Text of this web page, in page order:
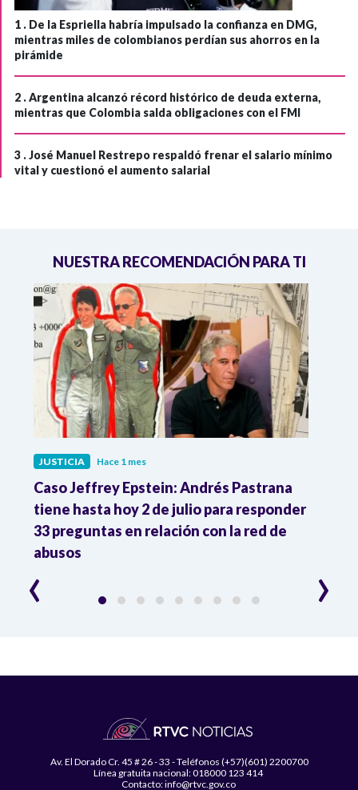
1 . De la Espriella habría impulsado la confianza en DMG,
mientras miles de colombianos perdían sus ahorros en la
pirámide
2 .Argentina alcanzó récord histórico de deuda externa,
mientras que Colombia salda obligaciones con el FMI
3 .José Manuel Restrepo respaldó frenar el salario mínimo
vital y cuestionó el aumento salarial
NUESTRA RECOMENDACIÓN PARA TI
JUSTICIA Hace 1 mes
Caso Jeffrey Epstein: Andrés Pastrana
tiene hasta hoy 2 de julio para responder
33 preguntas en relación con la red de
abusos
‹ ›
Av. El Dorado Cr. 45 # 26 - 33 - Teléfonos (+57)(601) 2200700
Línea gratuita nacional: 018000 123 414
Contacto: info@rtvc.gov.co